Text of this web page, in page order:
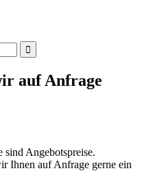
auf Anfrage
sind Angebotspreise.
Ihnen auf Anfrage gerne ein